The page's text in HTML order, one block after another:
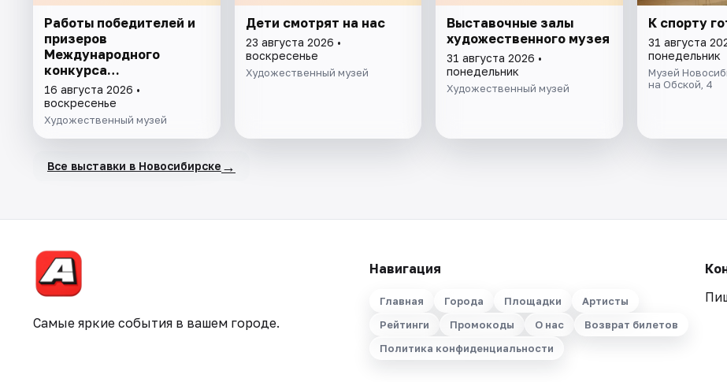
Работы победителей и
призеров
Международного
конкурса
фотожурналистики
имени Андрея Стенина
16 августа 2026 •
воскресенье
Художественный музей
Дети смотрят на нас
23 августа 2026 •
воскресенье
Художественный музей
Выставочные залы
художественного музея
31 августа 2026 •
понедельник
Художественный музей
К спорту
31 августа
понедельник
Музей
на Обской, 4
Все выставки в Новосибирске →
Самые яркие события в вашем городе.
Навигация
Главная Города Площадки
Артисты
Рейтинги
Промокоды О нас
Возврат билетов
Политика конфиденциальности